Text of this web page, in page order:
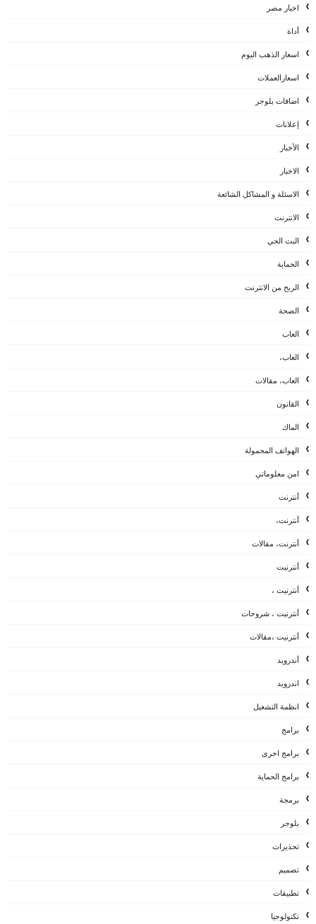
اخبار مصر
أداة
اسعار الذهب اليوم
اسعارالعملات
اضافات بلوجر
إعلانات
الأخبار
الاخبار
الاسئلة و المشاكل الشائعة
الانترنت
البث الحي
الحماية
الربح من الانترنت
الصحة
العاب
العاب،
العاب، مقالات
القانون
الماك
الهواتف المحمولة
امن معلوماتي
أنترنت
أنترنت،
أنترنت، مقالات
أنترنيت
أنترنيت ،
أنترنيت ، شروحات
أنترنيت ،مقالات
أندرويد
اندرويد
انظمة التشغيل
برامج
برامج اخرى
برامج الحماية
برمجة
بلوجر
تحذيرات
تصميم
تطبيقات
تكنولوجيا